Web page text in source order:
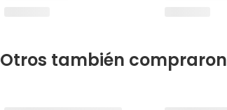
Otros también compraron